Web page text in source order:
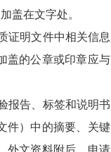
盖在文字处。
证明文件中相关信息
盖的公章或印章应与
报告、标签和说明书
件）中的摘要、关键
外文资料附后。申请